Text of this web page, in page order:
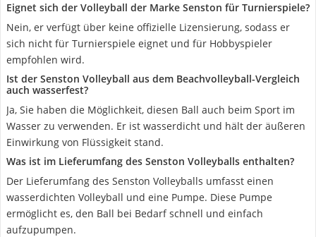
Eignet sich der Volleyball der Marke Senston für Turnierspiele?
Nein, er verfügt über keine offizielle Lizensierung, sodass er
sich nicht für Turnierspiele eignet und für Hobbyspieler
empfohlen wird.
Ist der Senston Volleyball aus dem Beachvolleyball-Vergleich
auch wasserfest?
Ja, Sie haben die Möglichkeit, diesen Ball auch beim Sport im
Wasser zu verwenden. Er ist wasserdicht und hält der äußeren
Einwirkung von Flüssigkeit stand.
Was ist im Lieferumfang des Senston Volleyballs enthalten?
Der Lieferumfang des Senston Volleyballs umfasst einen
wasserdichten Volleyball und eine Pumpe. Diese Pumpe
ermöglicht es, den Ball bei Bedarf schnell und einfach
aufzupumpen.